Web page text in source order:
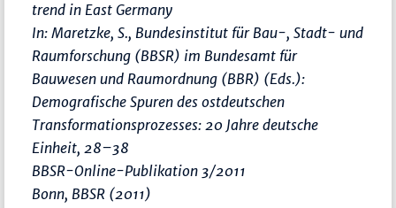
trend in East Germany
In: Maretzke, S., Bundesinstitut für Bau-, Stadt- und
Raumforschung (BBSR) im Bundesamt für
Bauwesen und Raumordnung (BBR) (Eds.):
Demografische Spuren des ostdeutschen
Transformationsprozesses: 20 Jahre deutsche
Einheit,28–38
BBSR-Online-Publikation 3/2011
Bonn, BBSR (2011)